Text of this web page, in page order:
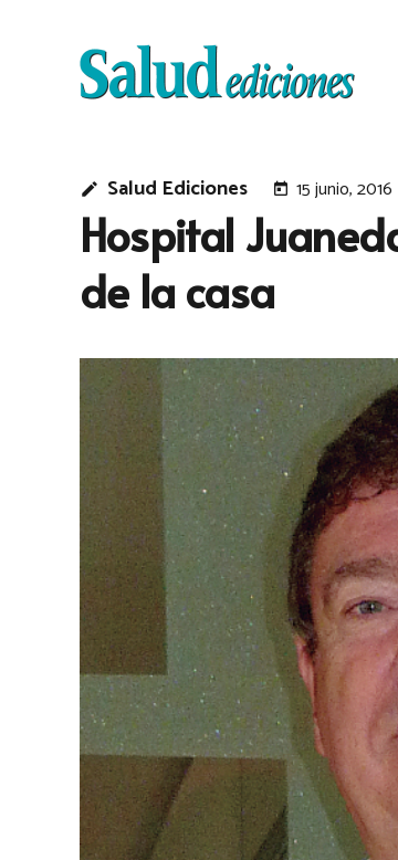
edit Salud Ediciones today 15 junio, 2016
Hospital
de la casa